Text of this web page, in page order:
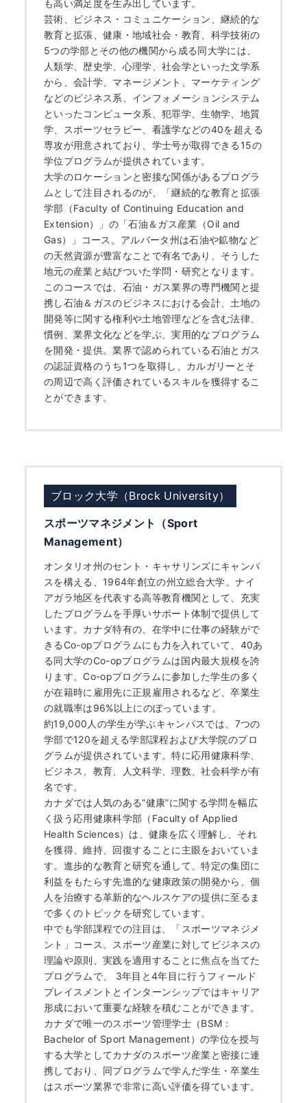
何から始める？
ブログ
おすすめ特集
EVENTS
も高い満足度を生み出しています。
芸術、ビジネス・コミュニケーション、継続的な
教育と拡張、健康・地域社会・教育、科学技術の
5つの学部とその他の機関から成る同大学には、
人類学、歴史学、心理学、社会学といった文学系
から、会計学、マネージメント、マーケティング
などのビジネス系、インフォメーションシステム
といったコンピュータ系、犯罪学、生物学、地質
学、スポーツセラピー、看護学などの40を超える
専攻が用意されており、学士号が取得できる15の
学位プログラムが提供されています。
大学のロケーションと密接な関係があるプログラ
ムとして注目されるのが、「継続的な教育と拡張
学部（Faculty of Continuing Education and
Extension）」の「石油＆ガス産業（Oil and
Gas）」コース。アルバータ州は石油や鉱物など
の天然資源が豊富なことで有名であり、そうした
地元の産業と結びついた学問・研究となります。
このコースでは、石油・ガス業界の専門機関と提
携し石油＆ガスのビジネスにおける会計、土地の
開発等に関する権利や土地管理などを含む法律、
慣例、業界文化などを学ぶ、実用的なプログラム
を開発・提供。業界で認められている石油とガス
の認証資格のうち1つを取得し、カルガリーとそ
の周辺で高く評価されているスキルを獲得するこ
とができます。
ブロック大学（Brock University）
スポーツマネジメント（Sport
Management）
オンタリオ州のセント・キャサリンズにキャンパ
スを構える、1964年創立の州立総合大学。ナイ
アガラ地区を代表する高等教育機関として、充実
したプログラムを手厚いサポート体制で提供して
います。カナダ特有の、在学中に仕事の経験がで
きるCo-opプログラムにも力を入れていて、40あ
る同大学のCo-opプログラムは国内最大規模を誇
ります。Co-opプログラムに参加した学生の多く
が在籍時に雇用先に正規雇用されるなど、卒業生
の就職率は96%以上にのぼっています。
約19,000人の学生が学ぶキャンパスでは、7つの
学部で120を超える学部課程および大学院のプロ
グラムが提供されています。特に応用健康科学、
ビジネス、教育、人文科学、理数、社会科学が有
名です。
カナダでは人気のある“健康”に関する学問を幅広
く扱う応用健康科学部（Faculty of Applied
Health Sciences）は、健康を広く理解し、それ
を獲得、維持、回復することに主眼をおいていま
す。進歩的な教育と研究を通して、特定の集団に
利益をもたらす先進的な健康政策の開発から、個
人を治療する革新的なヘルスケアの提供に至るま
で多くのトピックを研究しています。
中でも学部課程での注目は、「スポーツマネジメ
ント」コース。スポーツ産業に対してビジネスの
理論や原則、実践を適用することに焦点を当てた
プログラムで、 3年目と4年目に行うフィールド
プレイスメントとインターンシップではキャリア
形成において重要な経験を積むことができます。
カナダで唯一のスポーツ管理学士（BSM：
Bachelor of Sport Management）の学位を授与
する大学としてカナダのスポーツ産業と密接に連
携しており、同プログラムで学んだ学生・卒業生
はスポーツ業界で非常に高い評価を得ています。